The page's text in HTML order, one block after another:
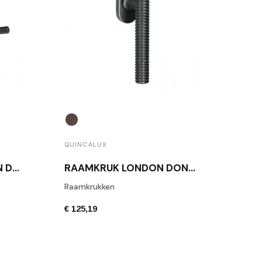
MEUBELGREEP LONDON DONKER BRONS
QUINCALUX
RAAMKRUK LONDON DONKER BRONS
Raamkrukken
€ 125,19